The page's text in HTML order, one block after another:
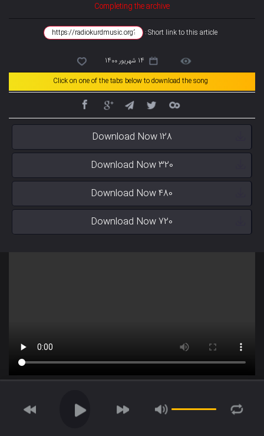
Completing the archive
Short link to this article :
14 شهریور 1400
Click on one of the tabs below to download the song
Download Now 128
Download Now 320
Download Now 480
Download Now 720